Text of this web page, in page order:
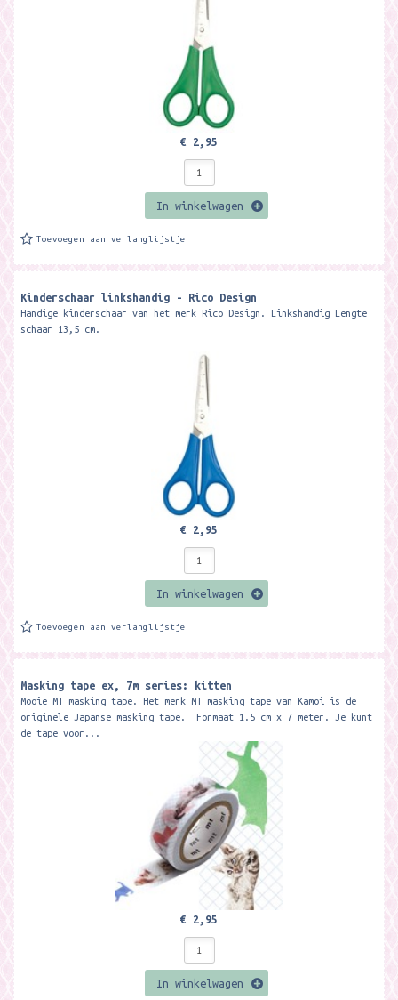
€ 2,95
In winkelwagen
Toevoegen aan verlanglijstje
Kinderschaar linkshandig - Rico Design
Handige kinderschaar van het merk Rico Design. Linkshandig Lengte
schaar 13,5 cm.
€ 2,95
In winkelwagen
Toevoegen aan verlanglijstje
Masking tape ex, 7m series: kitten
Mooie MT masking tape. Het merk MT masking tape van Kamoi is de
originele Japanse masking tape. Formaat 1.5 cm x 7 meter. Je kunt
de tape voor...
€ 2,95
In winkelwagen